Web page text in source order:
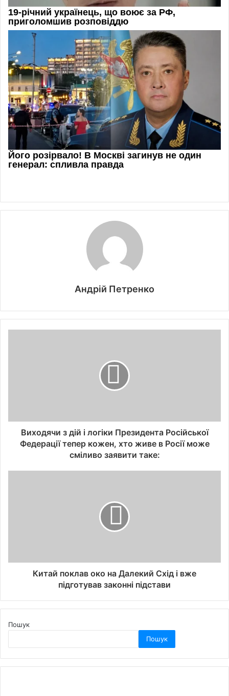
Андрій Петренко
Виходячи з дій і логіки Президента Російської
Федерації тепер кожен, хто живе в Росії може
сміливо заявити таке:
Китай поклав око на Далекий Схід і вже
підготував законні підстави
Пошук
Пошук